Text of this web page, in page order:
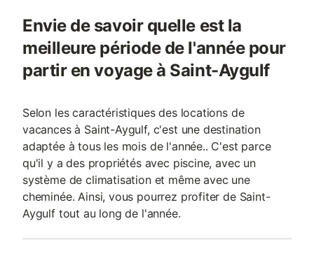
Envie de savoir quelle est la
meilleure période de l'année pour
partir en voyage à Saint-Aygulf
Selon les caractéristiques des locations de
vacances à Saint-Aygulf, c'est une destination
adaptée à tous les mois de l'année.. C'est parce
qu'il y a des propriétés avec piscine, avec un
système de climatisation et même avec une
cheminée. Ainsi, vous pourrez profiter de Saint-
Aygulf tout au long de l'année.